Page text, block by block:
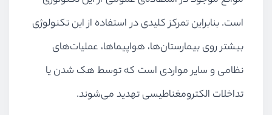
است. بنابراین تمرکز کلیدی در استفاده از این تکنولوژی
بیشتر روی بیمارستان‌ها، هواپیماها، عملیات‌های
نظامی و سایر مواردی است که توسط هک شدن یا
تداخلات الکترومغناطیسی تهدید می‌شوند.